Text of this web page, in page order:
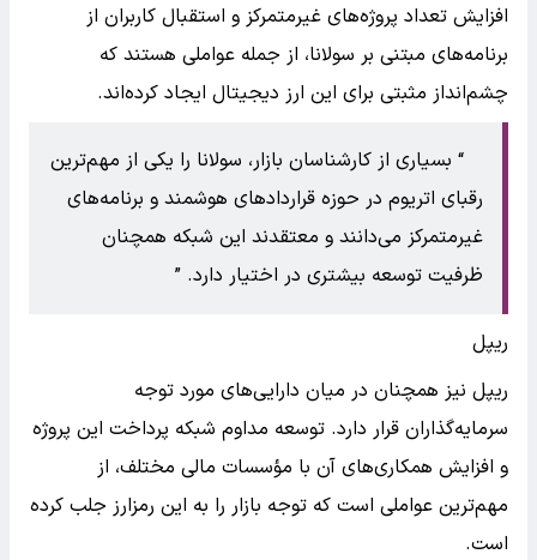
افزایش تعداد پروژه‌های غیرمتمرکز و استقبال کاربران از
برنامه‌های مبتنی بر سولانا، از جمله عواملی هستند که
چشم‌انداز مثبتی برای این ارز دیجیتال ایجاد کرده‌اند.
بسیاری از کارشناسان بازار، سولانا را یکی از مهم‌ترین
رقبای اتریوم در حوزه قراردادهای هوشمند و برنامه‌های
غیرمتمرکز می‌دانند و معتقدند این شبکه همچنان
ظرفیت توسعه بیشتری در اختیار دارد.
ریپل
ریپل نیز همچنان در میان دارایی‌های مورد توجه
سرمایه‌گذاران قرار دارد. توسعه مداوم شبکه پرداخت این پروژه
و افزایش همکاری‌های آن با مؤسسات مالی مختلف، از
مهم‌ترین عواملی است که توجه بازار را به این رمزارز جلب کرده
است.